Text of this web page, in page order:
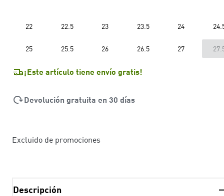
22 22.5 23 23.5 24
25 25.5 26 26.5 27
¡Este artículo tiene envío gratis!
Devolución gratuita en 30 días
Excluido de promociones
Descripción